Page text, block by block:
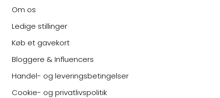
Om os
Ledige stillinger
Køb et gavekort
Bloggere & Influencers
Handel- og leveringsbetingelser
Cookie- og privatlivspolitik